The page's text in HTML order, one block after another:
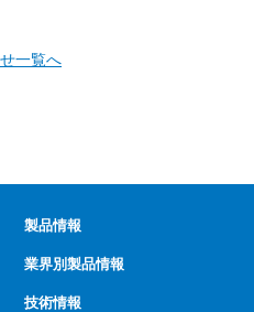
一覧へ
製品情報
業界別製品情報
技術情報